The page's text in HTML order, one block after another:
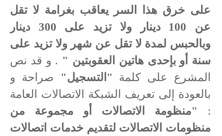
على خرق هذا السر يعاقب بغرامة لا تقل
عن 100 دينار ولا تزيد على 300 دينار
وبالحبس لمدة لا تقل عن شهر ولا تزيد على
سنة أو بإحدى هاتين العقوبتين " . و قد نص
المشرع على كلمة
"التسجيل" صراحة و
بالعودة إلى تعريف الشبكة الاتصالات العامة
:
"منظومة الاتصالات أو مجموعة من
منظومات الاتصالات لتقديم خدمات اتصالات